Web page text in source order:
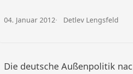
Veröffentlicht am:
04. Januar 2012 Autor:
Detlev Lengsfeld
Die deutsche Außenpolitik